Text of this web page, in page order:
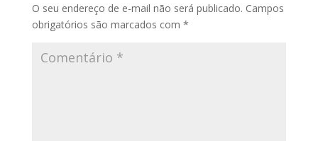
O seu endereço de e-mail não será publicado. Campos
obrigatórios são marcados com *